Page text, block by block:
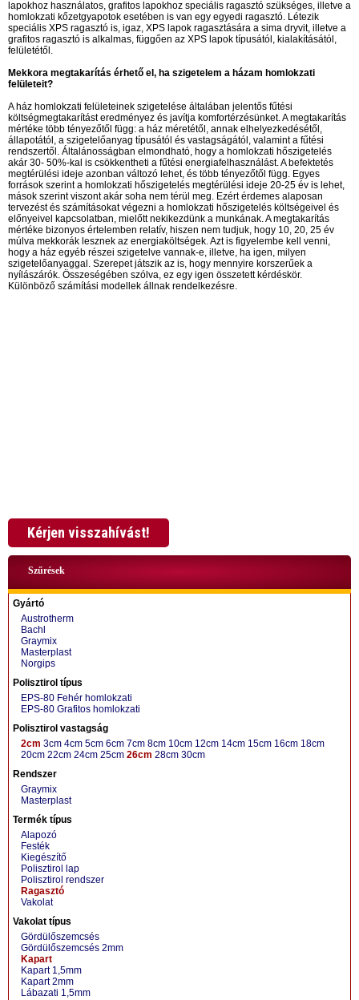
lapokhoz használatos, grafitos lapokhoz speciális ragasztó szükséges, illetve a
homlokzati kőzetgyapotok esetében is van egy egyedi ragasztó. Létezik
speciális XPS ragasztó is, igaz, XPS lapok ragasztására a sima dryvit, illetve a
grafitos ragasztó is alkalmas, függően az XPS lapok típusától, kialakításától,
felületétől.
Mekkora megtakarítás érhető el, ha szigetelem a házam homlokzati
felületeit?
A ház homlokzati felületeinek szigetelése általában jelentős fűtési
költségmegtakarítást eredményez és javítja komfortérzésünket. A megtakarítás
mértéke több tényezőtől függ: a ház méretétől, annak elhelyezkedésétől,
állapotától, a szigetelőanyag típusától és vastagságától, valamint a fűtési
rendszertől. Általánosságban elmondható, hogy a homlokzati hőszigetelés
akár 30- 50%-kal is csökkentheti a fűtési energiafelhasználást. A befektetés
megtérülési ideje azonban változó lehet, és több tényezőtől függ. Egyes
források szerint a homlokzati hőszigetelés megtérülési ideje 20-25 év is lehet,
mások szerint viszont akár soha nem térül meg. Ezért érdemes alaposan
tervezést és számításokat végezni a homlokzati hőszigetelés költségeivel és
előnyeivel kapcsolatban, mielőtt nekikezdünk a munkának. A megtakarítás
mértéke bizonyos értelemben relatív, hiszen nem tudjuk, hogy 10, 20, 25 év
múlva mekkorák lesznek az energiaköltségek. Azt is figyelembe kell venni,
hogy a ház egyéb részei szigetelve vannak-e, illetve, ha igen, milyen
szigetelőanyaggal. Szerepet játszik az is, hogy mennyire korszerűek a
nyílászárók. Összeségében szólva, ez egy igen összetett kérdéskör.
Különböző számítási modellek állnak rendelkezésre.
+36 70 424 0199
Kérjen visszahívást!
Szűrések
Gyártó
Austrotherm
Bachl
Graymix
Masterplast
Norgips
Polisztirol típus
EPS-80 Fehér homlokzati
EPS-80 Grafitos homlokzati
Polisztirol vastagság
2cm 3cm 4cm 5cm 6cm 7cm 8cm 10cm 12cm 14cm 15cm 16cm 18cm
20cm 22cm 24cm 25cm 26cm 28cm 30cm
Rendszer
Graymix
Masterplast
Termék típus
Alapozó
Festék
Kiegészítő
Polisztirol lap
Polisztirol rendszer
Ragasztó
Vakolat
Vakolat típus
Gördülőszemcsés
Gördülőszemcsés 2mm
Kapart
Kapart 1,5mm
Kapart 2mm
Lábazati 1,5mm